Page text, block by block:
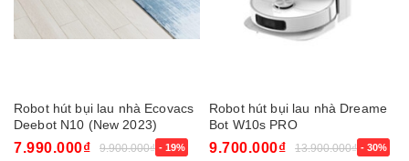
Robot hút bụi lau nhà Ecovacs
Deebot N10 (New 2023)
7.990.000₫ 9.900.000₫ - 19%
Robot hút bụi lau nhà Dreame
Bot W10s PRO
9.700.000₫ 13.900.000₫ - 30%